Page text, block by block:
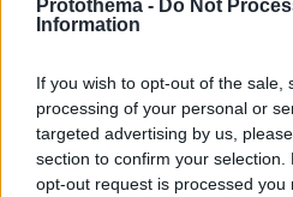
Protothema - Do Not
Information
If you wish to opt-out of the sale,
processing of your personal or
targeted advertising by us,
section to confirm your
opt-out request is processed you
Επαγγελματική Εκπαίδευση &
14+1 λόγοι που αξίζει να ζήσεις
15 χρόνων του Spetses Mini
31.07.2026, 11:04